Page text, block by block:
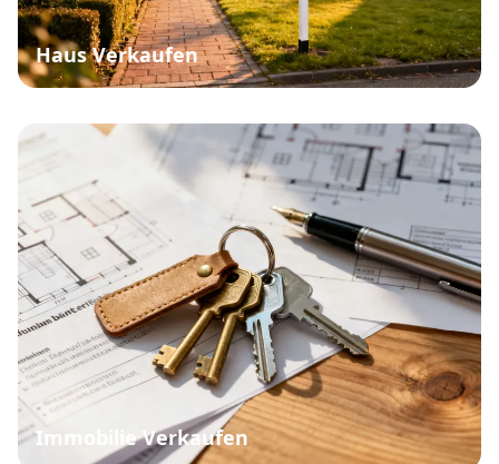
Haus Verkaufen
Immobilie Verkaufen